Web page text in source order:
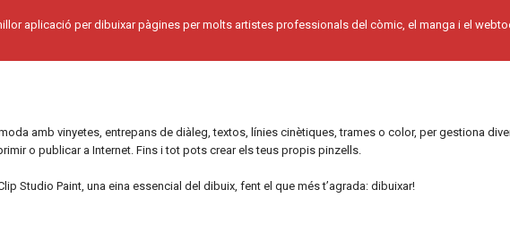
aplicació per dibuixar pàgines per molts artistes professionals del còmic, el manga i el
amb vinyetes, entrepans de diàleg, textos, línies cinètiques, trames o color, per gestiona
o publicar a Internet. Fins i tot pots crear els teus propis pinzells.
Studio Paint, una eina essencial del dibuix, fent el que més t’agrada: dibuixar!